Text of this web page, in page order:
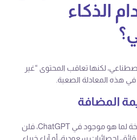
الذكاء
لكنها تعاقب المحتوى “غير
في هذه المعادلة الصعبة.
المضافة
إذا كان مقالك مجرد نسخة لما هو موجود في ChatGPT، فلن
إحصائيات سعودية، أو آراء خبراء